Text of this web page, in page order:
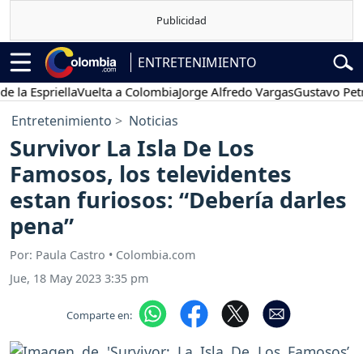
ENTRETENIMIENTO
Vuelta a ColombiaJorge Alfredo VargasGustavo Petro
Entretenimiento Noticias
Survivor La Isla De Los
Famosos, los televidentes
estan furiosos: “Debería darles
pena”
Por: Paula Castro • Colombia.com
Jue, 18 May 2023 3:35 pm
Comparte en: